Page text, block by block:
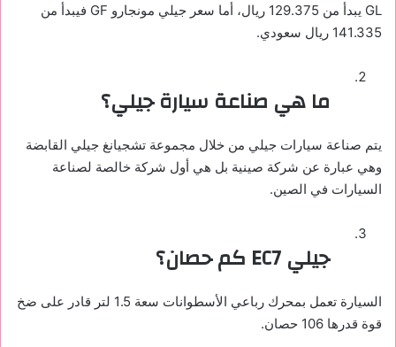
GL يبدأ من 129.375 ريال، أما سعر جيلي مونجارو GF فيبدأ من
141.335 ريال سعودي.
ما هي صناعة سيارة جيلي؟
يتم صناعة سيارات جيلي من خلال مجموعة تشجيانغ جيلي القابضة
وهي عبارة عن شركة صينية بل هي أول شركة خالصة لصناعة
السيارات في الصين.
جيلي EC7 كم حصان؟
السيارة تعمل بمحرك رباعي الأسطوانات سعة 1.5 لتر قادر على ضخ
قوة قدرها 106 حصان.